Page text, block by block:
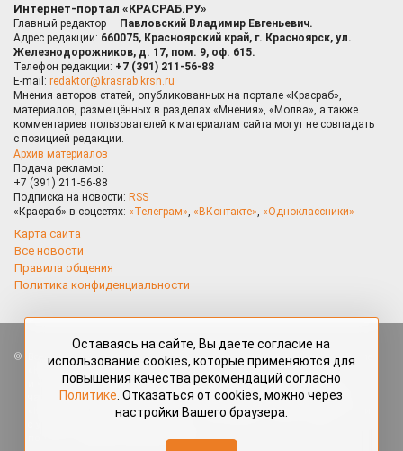
Интернет-портал «КРАСРАБ.РУ»
Главный редактор — Павловский Владимир Евгеньевич.
Адрес редакции: 660075, Красноярский край, г. Красноярск, ул.
Железнодорожников, д. 17, пом. 9, оф. 615.
Телефон редакции: +7 (391) 211-56-88
E-mail: redaktor@krasrab.krsn.ru
Мнения авторов статей, опубликованных на портале «Красраб»,
материалов, размещённых в разделах «Мнения», «Молва», а также
комментариев пользователей к материалам сайта могут не совпадать
с позицией редакции.
Архив материалов
Подача рекламы:
+7 (391) 211-56-88
Подписка на новости: RSS
«Красраб» в соцсетях: «Телеграм», «ВКонтакте», «Одноклассники»
Карта сайта
Все новости
Правила общения
Политика конфиденциальности
Все права защищены. Любые материалы, размещённые на портале
«Красраб.ру» сотрудниками редакции, нештатными авторами
и читателями, являются объектами авторского права. Полное или
частичное использование материалов, размещённых на портале
«Красраб.ру», допускается только с письменного согласия редакции
redaktor@krasrab.krsn.ru.
Оставаясь на сайте, Вы даете согласие на
использование cookies, которые применяются для
повышения качества рекомендаций согласно
Политике . Отказаться от cookies, можно через
настройки Вашего браузера.